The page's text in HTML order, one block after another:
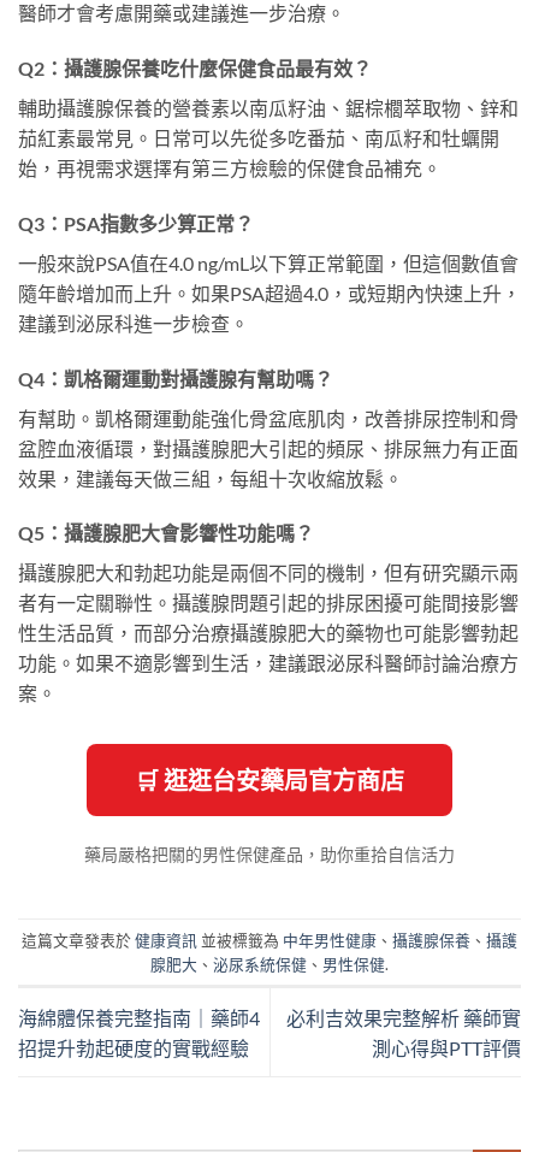
醫師才會考慮開藥或建議進一步治療。
Q2：攝護腺保養吃什麼保健食品最有效？
輔助攝護腺保養的營養素以南瓜籽油、鋸棕櫚萃取物、鋅和
茄紅素最常見。日常可以先從多吃番茄、南瓜籽和牡蠣開
始，再視需求選擇有第三方檢驗的保健食品補充。
Q3：PSA指數多少算正常？
一般來說PSA值在4.0 ng/mL以下算正常範圍，但這個數值會
隨年齡增加而上升。如果PSA超過4.0，或短期內快速上升，
建議到泌尿科進一步檢查。
Q4：凱格爾運動對攝護腺有幫助嗎？
有幫助。凱格爾運動能強化骨盆底肌肉，改善排尿控制和骨
盆腔血液循環，對攝護腺肥大引起的頻尿、排尿無力有正面
效果，建議每天做三組，每組十次收縮放鬆。
Q5：攝護腺肥大會影響性功能嗎？
攝護腺肥大和勃起功能是兩個不同的機制，但有研究顯示兩
者有一定關聯性。攝護腺問題引起的排尿困擾可能間接影響
性生活品質，而部分治療攝護腺肥大的藥物也可能影響勃起
功能。如果不適影響到生活，建議跟泌尿科醫師討論治療方
案。
🛒 逛逛台安藥局官方商店
藥局嚴格把關的男性保健產品，助你重拾自信活力
這篇文章發表於健康資訊 並被標籤為 中年男性健康 、 攝護腺保養 、 攝護
腺肥大 、 泌尿系統保健 、 男性保健.
海綿體保養完整指南｜藥師4
招提升勃起硬度的實戰經驗
必利吉效果完整解析 藥師實
測心得與PTT評價